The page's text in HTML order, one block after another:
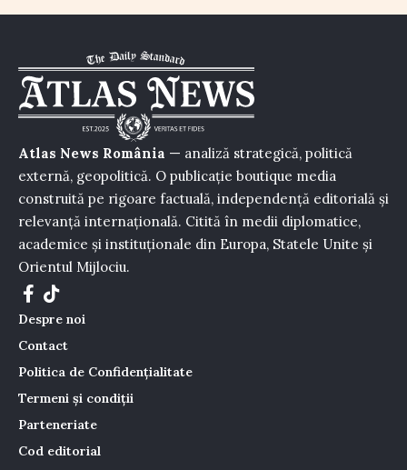
Atlas News România — analiză strategică, politică
externă, geopolitică. O publicație boutique media
construită pe rigoare factuală, independență editorială și
relevanță internațională. Citită în medii diplomatice,
academice și instituționale din Europa, Statele Unite și
Orientul Mijlociu.
Despre noi
Contact
Politica de Confidențialitate
Termeni și condiții
Parteneriate
Cod editorial